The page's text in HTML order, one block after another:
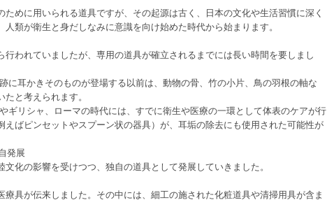
めに用いられる道具ですが、その起源は古く、日本の文化や生活習慣に深く
類が衛生と身だしなみに意識を向け始めた時代から始まります。
われていましたが、専用の道具が確立されるまでには長い時間を要しまし
に耳かきそのものが登場する以前は、動物の骨、竹の小片、鳥の羽根の軸な
と考えられます。
ギリシャ、ローマの時代には、すでに衛生や医療の一環として体表のケアが行
えばピンセットやスプーン状の器具）が、耳垢の除去にも使用された可能性が
発展
化の影響を受けつつ、独自の道具として発展していきました。
具が伝来しました。その中には、細工の施された化粧道具や清掃用具が含ま